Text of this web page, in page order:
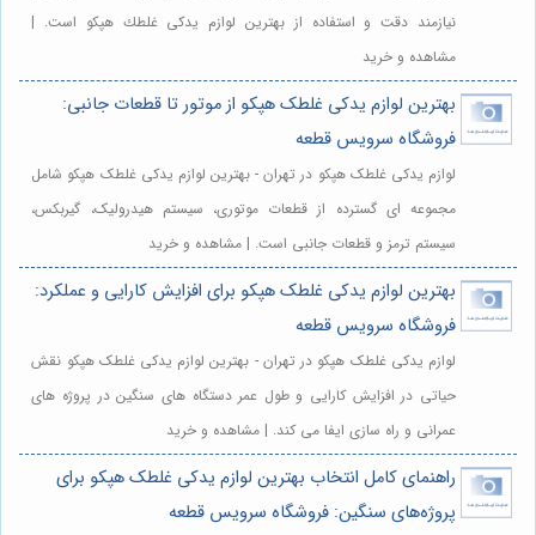
نیازمند دقت و استفاده از بهترین لوازم يدكى غلطك هپكو است. |
مشاهده و خرید
بهترین لوازم یدکی غلطک هپکو از موتور تا قطعات جانبی:
فروشگاه سرویس قطعه
لوازم یدکی غلطک هپکو در تهران - بهترین لوازم یدکی غلطک هپکو شامل
مجموعه ای گسترده از قطعات موتوری، سیستم هیدرولیک، گیربکس،
سیستم ترمز و قطعات جانبی است. | مشاهده و خرید
بهترین لوازم یدکی غلطک هپکو برای افزایش کارایی و عملکرد:
فروشگاه سرویس قطعه
لوازم یدکی غلطک هپکو در تهران - بهترین لوازم یدکی غلطک هپکو نقش
حیاتی در افزایش کارایی و طول عمر دستگاه های سنگین در پروژه های
عمرانی و راه سازی ایفا می کند. | مشاهده و خرید
راهنمای کامل انتخاب بهترین لوازم یدکی غلطک هپکو برای
پروژه‌های سنگین: فروشگاه سرویس قطعه